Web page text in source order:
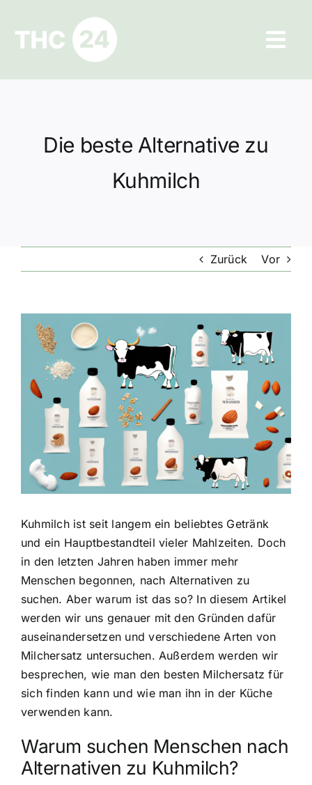
springen
Ratgeber
Die beste Alternative zu
Kuhmilch
Zurück Vor
Zeige
grösseres
Kuhmilch ist seit langem ein beliebtes Getränk
und ein Hauptbestandteil vieler Mahlzeiten. Doch
in den letzten Jahren haben immer mehr
Menschen begonnen, nach Alternativen zu
suchen. Aber warum ist das so? In diesem Artikel
werden wir uns genauer mit den Gründen dafür
auseinandersetzen und verschiedene Arten von
Milchersatz untersuchen. Außerdem werden wir
besprechen, wie man den besten Milchersatz für
sich finden kann und wie man ihn in der Küche
verwenden kann.
Warum suchen Menschen nach
Alternativen zu Kuhmilch?